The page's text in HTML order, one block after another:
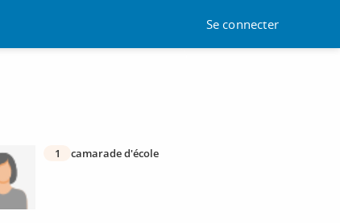
Se connecter
1 camarade d'école